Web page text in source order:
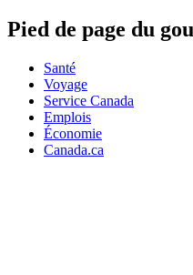
Pied de page du
Santé
Voyage
Service Canada
Emplois
Économie
Canada.ca